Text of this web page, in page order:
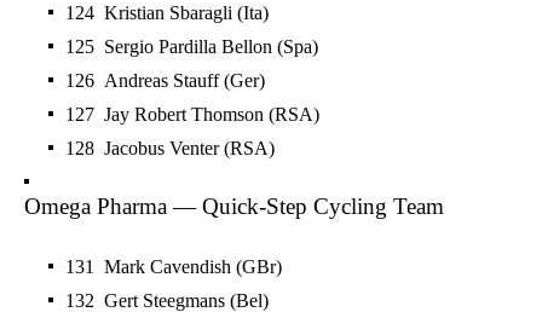
124 Kristian Sbaragli (Ita)
125 Sergio Pardilla Bellon (Spa)
126 Andreas Stauff (Ger)
127 Jay Robert Thomson (RSA)
128 Jacobus Venter (RSA)
Omega Pharma — Quick-Step Cycling Team
131 Mark Cavendish (GBr)
132 Gert Steegmans (Bel)